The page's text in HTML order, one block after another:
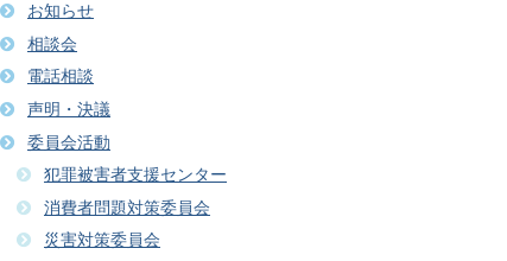
お知らせ
相談会
電話相談
声明・決議
委員会活動
犯罪被害者支援センター
消費者問題対策委員会
災害対策委員会